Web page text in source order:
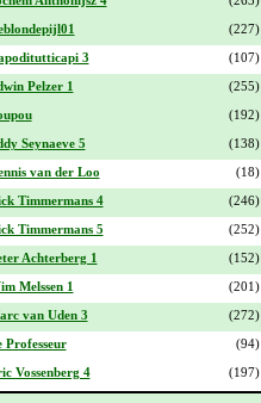
(227)
3 (107)
Pelzer 1 (255)
(192)
Seynaeve 5
(138)
van der Loo (18)
Timmermans 4 (246)
Timmermans 5 (252)
Achterberg 1 (152)
Melssen 1 (201)
van Uden 3 (272)
Professeur (94)
Vossenberg 4
(197)